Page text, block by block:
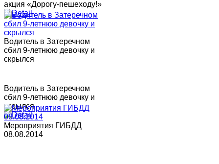
акция «Дорогу-пешеходу!»
Водитель в Затеречном
сбил 9-летнюю девочку и
скрылся
Водитель в Затеречном
сбил 9-летнюю девочку и
скрылся
Мероприятия ГИБДД
08.08.2014